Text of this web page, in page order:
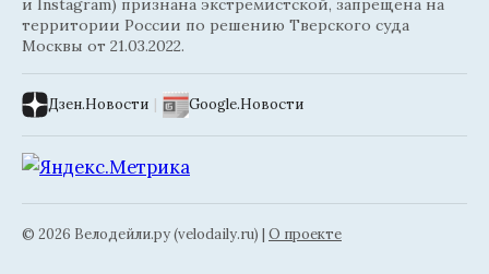
и Instagram) признана экстремистской, запрещена на
территории России по решению Тверского суда
Москвы от 21.03.2022.
Дзен.Новости | Google.Новости
© 2026 Велодейли.ру (velodaily.ru) | О проекте